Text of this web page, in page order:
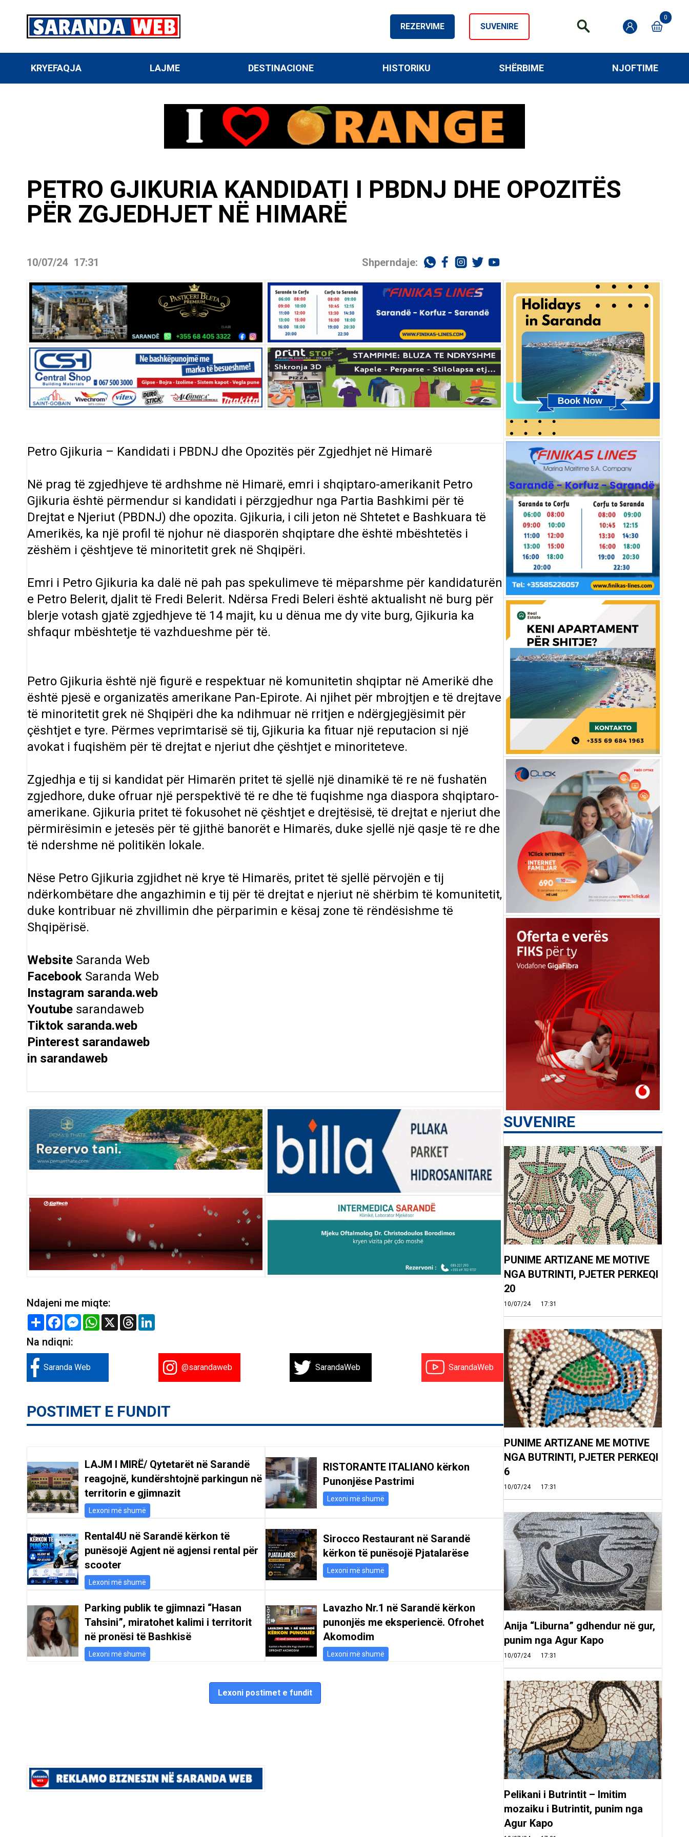
REZERVIME SUVENIRE
0
KRYEFAQJA LAJME DESTINACIONE HISTORIKU SHËRBIME NJOFTIME
PETRO GJIKURIA KANDIDATI I PBDNJ DHE OPOZITËS
PËR ZGJEDHJET NË HIMARË
10/07/24 17:31 Shperndaje:
Petro Gjikuria – Kandidati i PBDNJ dhe Opozitës për Zgjedhjet në Himarë
Në prag të zgjedhjeve të ardhshme në Himarë, emri i shqiptaro-amerikanit Petro
Gjikuria është përmendur si kandidati i përzgjedhur nga Partia Bashkimi për të
Drejtat e Njeriut (PBDNJ) dhe opozita. Gjikuria, i cili jeton në Shtetet e Bashkuara të
Amerikës, ka një profil të njohur në diasporën shqiptare dhe është mbështetës i
zëshëm i çështjeve të minoritetit grek në Shqipëri.
Emri i Petro Gjikuria ka dalë në pah pas spekulimeve të mëparshme për kandidaturën
e Petro Belerit, djalit të Fredi Belerit. Ndërsa Fredi Beleri është aktualisht në burg për
blerje votash gjatë zgjedhjeve të 14 majit, ku u dënua me dy vite burg, Gjikuria ka
shfaqur mbështetje të vazhdueshme për të.
Petro Gjikuria është një figurë e respektuar në komunitetin shqiptar në Amerikë dhe
është pjesë e organizatës amerikane Pan-Epirote. Ai njihet për mbrojtjen e të drejtave
të minoritetit grek në Shqipëri dhe ka ndihmuar në rritjen e ndërgjegjësimit për
çështjet e tyre. Përmes veprimtarisë së tij, Gjikuria ka fituar një reputacion si një
avokat i fuqishëm për të drejtat e njeriut dhe çështjet e minoriteteve.
Zgjedhja e tij si kandidat për Himarën pritet të sjellë një dinamikë të re në fushatën
zgjedhore, duke ofruar një perspektivë të re dhe të fuqishme nga diaspora shqiptaro-
amerikane. Gjikuria pritet të fokusohet në çështjet e drejtësisë, të drejtat e njeriut dhe
përmirësimin e jetesës për të gjithë banorët e Himarës, duke sjellë një qasje të re dhe
të ndershme në politikën lokale.
Nëse Petro Gjikuria zgjidhet në krye të Himarës, pritet të sjellë përvojën e tij
ndërkombëtare dhe angazhimin e tij për të drejtat e njeriut në shërbim të komunitetit,
duke kontribuar në zhvillimin dhe përparimin e kësaj zone të rëndësishme të
Shqipërisë.
Website Saranda Web
Facebook Saranda Web
Instagram saranda.web
Youtube sarandaweb
Tiktok saranda.web
Pinterest sarandaweb
in sarandaweb
Ndajeni me miqte:
Share FacebookMessenger
WhatsApp
X Threads
Na ndiqni:
Saranda Web @sarandaweb SarandaWeb SarandaWeb
POSTIMET E FUNDIT
LAJM I MIRË/ Qytetarët në Sarandë
reagojnë, kundërshtojnë parkingun në
territorin e gjimnazit
Lexoni më shumë
RISTORANTE ITALIANO kërkon
Punonjëse Pastrimi
Lexoni më shumë
Rental4U në Sarandë kërkon të
punësojë Agjent në agjensi rental për
scooter
Lexoni më shumë
Sirocco Restaurant në Sarandë
kërkon të punësojë Pjatalarëse
Lexoni më shumë
Parking publik te gjimnazi “Hasan
Tahsini”, miratohet kalimi i territorit
në pronësi të Bashkisë
Lexoni më shumë
Lavazho Nr.1 në Sarandë kërkon
punonjës me eksperiencë. Ofrohet
Akomodim
Lexoni më shumë
Lexoni postimet e fundit
SUVENIRE
PUNIME ARTIZANE ME MOTIVE
NGA BUTRINTI, PJETER PERKEQI
20
10/07/24 17:31
PUNIME ARTIZANE ME MOTIVE
NGA BUTRINTI, PJETER PERKEQI
6
10/07/24 17:31
Anija “Liburna” gdhendur në gur,
punim nga Agur Kapo
10/07/24 17:31
Pelikani i Butrintit – Imitim
mozaiku i Butrintit, punim nga
Agur Kapo